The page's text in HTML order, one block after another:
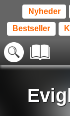
Nyheder
Bestseller